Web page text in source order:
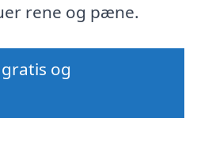
rene og pæne.
og